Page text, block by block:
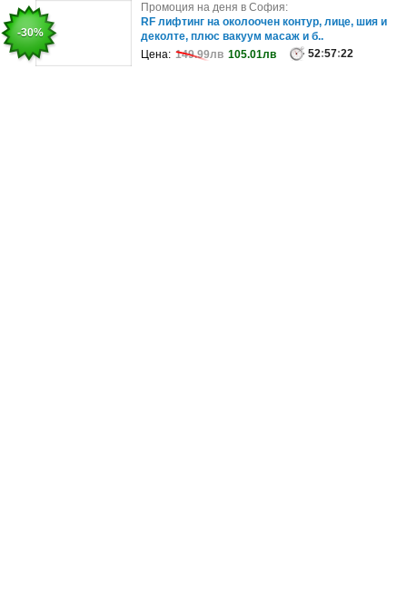
-17%
Промоция на деня в Благоевград:
Летни емоции в Слънчев бряг - на 100 метра от
плажа: Нощувка на база All I..
Цена: 117.35лв 97.79лв 99:57:18
-30%
Промоция на деня в София:
RF лифтинг на околоочен контур, лице, шия и
деколте, плюс вакуум масаж и б..
Цена: 149.99лв 105.01лв 52:57:22